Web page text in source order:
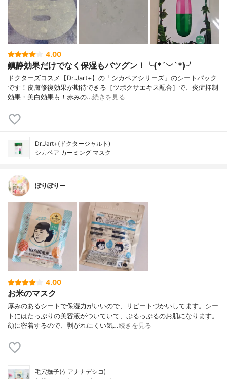
4.00
鎮静効果だけでなく保湿もバツグン！╰(*´︶`*)╯
ドクターズコスメ【Dr.Jart+】の「シカペアシリーズ」のシートパック
です！皮膚修復効果が期待できる［ツボクサエキス配合］で、炎症抑制
効果・美白効果も！赤みの…続きを見る
Dr.Jart+(ドクタージャルト)
シカペア カーミング マスク
ぽりぽりー
4.00
お米のマスク
厚みのあるシートで保湿力がいいので、リピートづかいしてます。シー
トにはたっぷりの美容液がついていて、ぷるっぷるのお肌になります。
顔に密着するので、剥がれにくい気…続きを見る
毛穴撫子(ケアナナデシコ)